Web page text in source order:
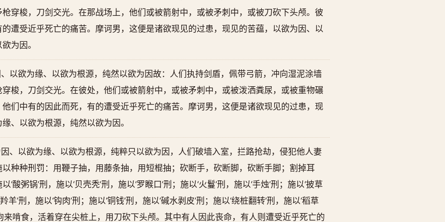
穿梭，刀剑交光。在那战场上，他们或被箭射中，或被矛刺中，或被刀砍下头颅。彼
遭受近乎死亡的痛苦。摩诃男，这便是诸欲现见的过患，现见的苦蕴，以欲为因、以
为因。
以欲为缘、以欲为根源，纯然以欲为因故：人们执持剑盾，佩带弓箭，冲向湿泥涂墙
梭，刀剑交光。在彼处，他们或被箭射中，或被矛刺中，或被泼洒粪尿，或被重物碾
们中有的因此而死，有的遭受近乎死亡的痛苦。摩诃男，这便是诸欲现见的过患，现
、以欲为根源，纯然以欲为因。
、以欲为缘、以欲为根源，纯粹只以欲为因，人们破墙入室，拦路抢劫，侵犯他人妻
种种刑罚：用鞭子抽，用藤条抽，用短棍抽；砍断手，砍断脚，砍断手脚；割掉耳
酸粥锅’刑，施以‘贝壳秃’刑，施以‘罗睺口’刑；施以‘火鬘’刑，施以‘手烛’刑；施以‘披草
羊’刑，施以‘钩肉’刑；施以‘铜钱’刑，施以‘碱水剥皮’刑；施以‘绕桩翻转’刑，施以‘稻草
来啃食，活着穿在尖桩上，用刀砍下头颅。其中有人因此丧命，有人则遭受近乎死亡的